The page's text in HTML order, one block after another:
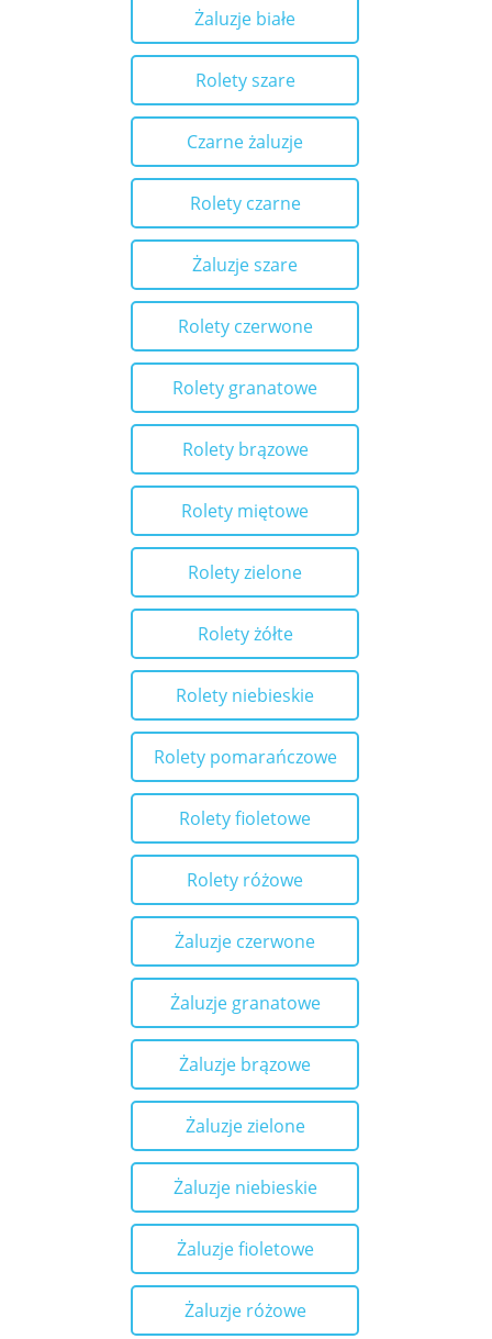
Żaluzje białe
Rolety szare
Czarne żaluzje
Rolety czarne
Żaluzje szare
Rolety czerwone
Rolety granatowe
Rolety brązowe
Rolety miętowe
Rolety zielone
Rolety żółte
Rolety niebieskie
Rolety pomarańczowe
Rolety fioletowe
Rolety różowe
Żaluzje czerwone
Żaluzje granatowe
Żaluzje brązowe
Żaluzje zielone
Żaluzje niebieskie
Żaluzje fioletowe
Żaluzje różowe